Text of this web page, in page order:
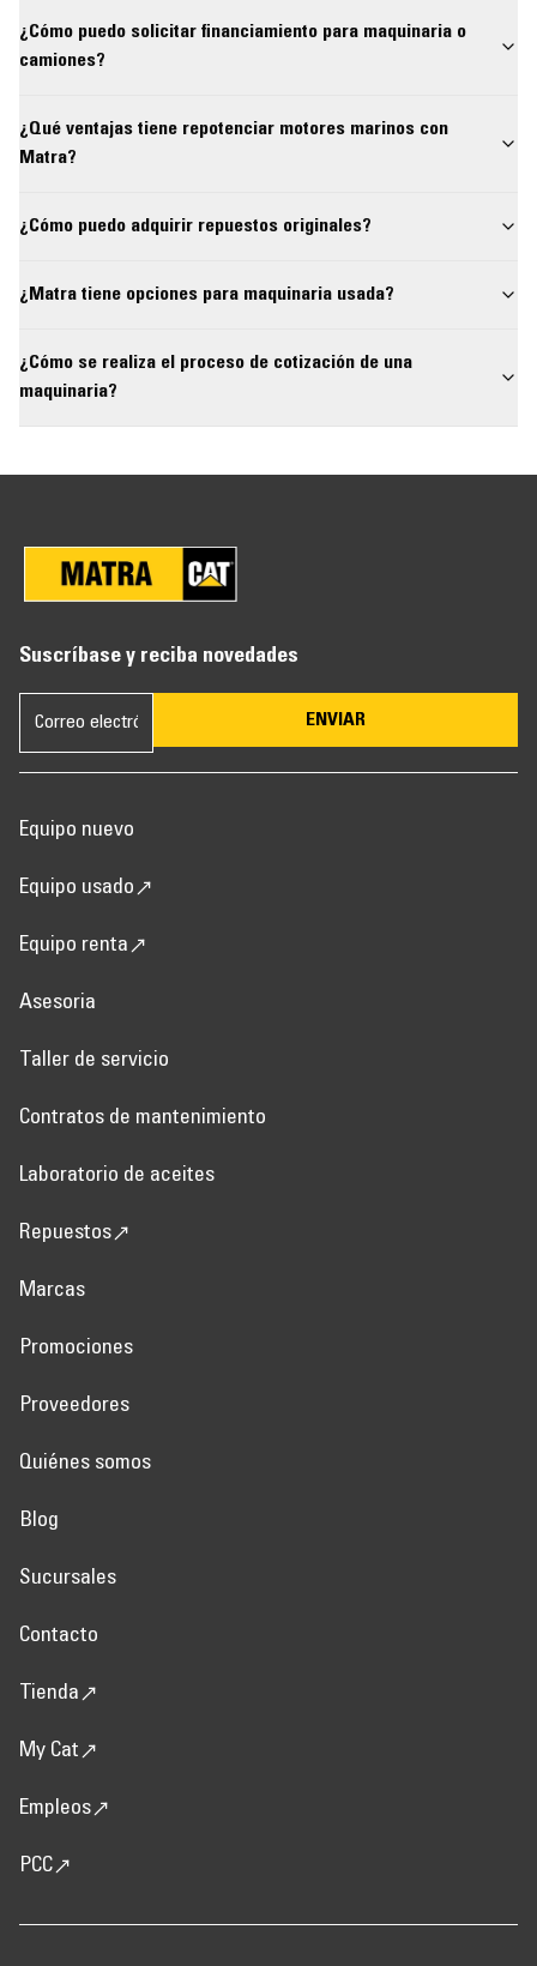
¿Cómo puedo solicitar financiamiento para maquinaria o
camiones?
¿Qué ventajas tiene repotenciar motores marinos con
Matra?
¿Cómo puedo adquirir repuestos originales?
¿Matra tiene opciones para maquinaria usada?
¿Cómo se realiza el proceso de cotización de una
maquinaria?
Suscríbase y reciba novedades
ENVIAR
Equipo nuevo
Equipo usado
Equipo renta
Asesoria
Taller de servicio
Contratos de mantenimiento
Laboratorio de aceites
Repuestos
Marcas
Promociones
Proveedores
Quiénes somos
Blog
Sucursales
Contacto
Tienda
My Cat
Empleos
PCC